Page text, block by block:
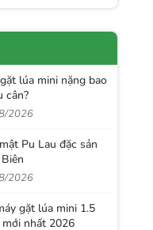
lúa mini nặng bao
cân?
2026
Pu Lau đặc sản
2026
gặt lúa mini 1.5
nhất 2026